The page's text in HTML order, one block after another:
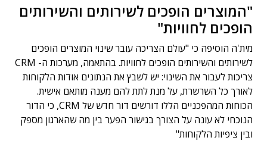
"המוצרים הופכים לשירותים והשירותים
הופכים לחוויות"
מית'ה הוסיפה כי "עולם הצריכה עובר שינוי המוצרים הופכים
לשירותים והשירותים הופכים לחוויות. בהתאמה, מערכות ה- CRM
צריכות לעבור את השינוי: יש לשבץ את הנתונים אודות הלקוחות
לאורך כל השרשרת, על מנת לתת להם מענה מותאם אישית.
הכוחות המהפכניים הללו דורשים דור חדש של CRM, כי הדור
הנוכחי לא עונה על הצורך בגישור הפער בין מה שהארגון מספק
ובין ציפיות הלקוחות"